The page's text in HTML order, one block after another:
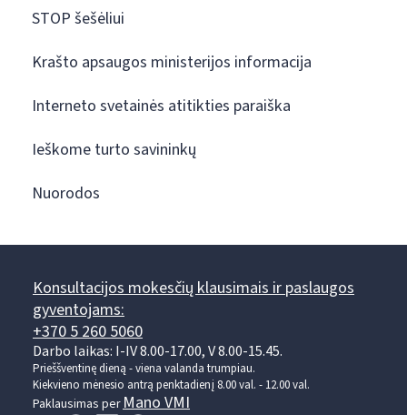
STOP šešėliui
Krašto apsaugos ministerijos informacija
Interneto svetainės atitikties paraiška
Ieškome turto savininkų
Nuorodos
Konsultacijos mokesčių klausimais ir paslaugos
gyventojams:
+370 5 260 5060
Darbo laikas: I-IV 8.00-17.00, V 8.00-15.45.
Prieššventinę dieną - viena valanda trumpiau.
Kiekvieno mėnesio antrą penktadienį 8.00 val. - 12.00 val.
Paklausimas per Mano VMI